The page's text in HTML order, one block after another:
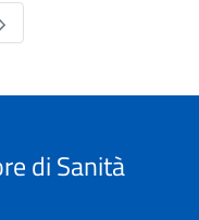
di Sanità